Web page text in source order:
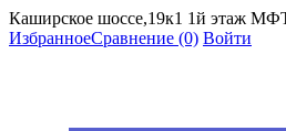
Каширское шоссе,19к1 1й этаж
ИзбранноеСравнение (0) Войти